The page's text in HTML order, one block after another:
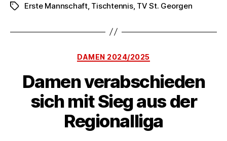
Schlagwörter
Erste Mannschaft, Tischtennis, TV St. Georgen
Kategorien
DAMEN 2024/2025
Damen verabschieden
sich mit Sieg aus der
Regionalliga